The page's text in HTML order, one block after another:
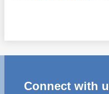
Connect with